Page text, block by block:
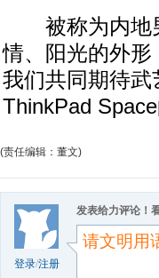
被称为内地男
情、阳光的外
我们共同期待武
ThinkPad
(责任编辑：董文)
登录/注册
发表给力评论！